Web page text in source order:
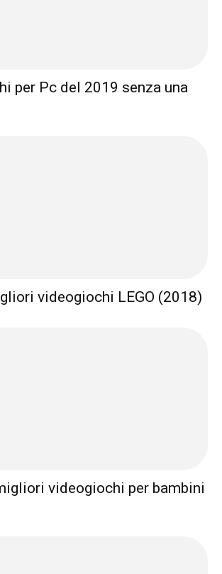
per Pc del 2019 senza una
videogiochi LEGO (2018)
videogiochi per bambini